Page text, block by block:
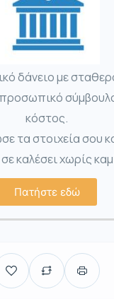
δάνειο με
κόστος.
τα στοιχεία σου
καλέσει χωρίς
Πατήστε εδώ